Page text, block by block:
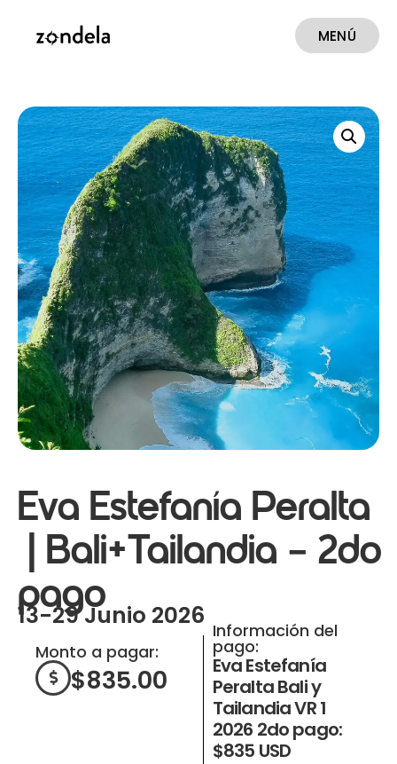
MENÚ
Eva Estefanía Peralta
| Bali+Tailandia – 2do
pago
13-29 Junio 2026
Monto a pagar:
$835.00
Información del
pago:
Eva Estefanía
Peralta Bali y
Tailandia VR 1
2026 2do pago:
$835 USD